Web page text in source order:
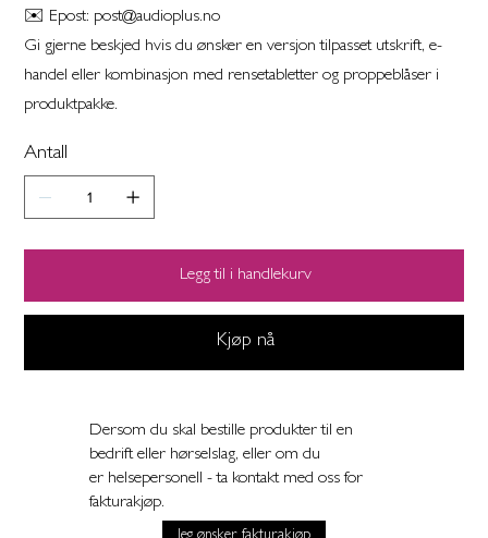
✉️ Epost: post@audioplus.no
Gi gjerne beskjed hvis du ønsker en versjon tilpasset utskrift, e-
handel eller kombinasjon med rensetabletter og proppeblåser i
produktpakke.
Antall
Legg til i handlekurv
Kjøp nå
Dersom du skal bestille produkter til en
bedrift eller hørselslag, eller om du
er helsepersonell - ta kontakt med oss for
fakturakjøp.